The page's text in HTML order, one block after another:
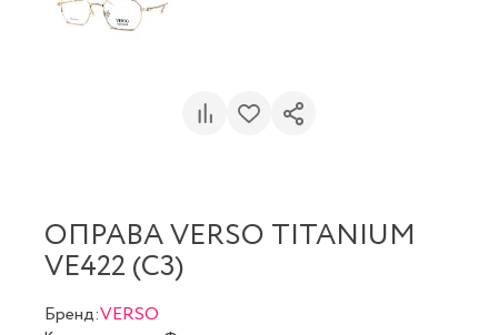
ОПРАВА VERSO TITANIUM
VE422 (C3)
Бренд:VERSO